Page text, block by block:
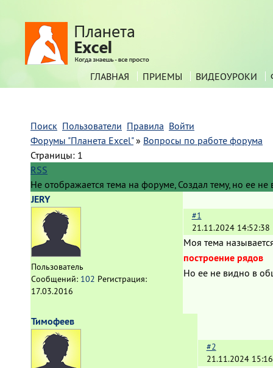
ГЛАВНАЯ ПРИЕМЫ ВИДЕОУРОКИ
Поиск Пользователи Правила Войти
Форумы "Планета Excel" » Вопросы по работе форума
Страницы: 1
RSS
Не отображается тема на форуме, Создал тему, но ее
JERY
Пользователь
Сообщений: 102 Регистрация:
17.03.2016
#1
21.11.2024 14:52:38
Моя тема
построение рядов
Но ее не видно в
Тимофеев
#2
21.11.2024